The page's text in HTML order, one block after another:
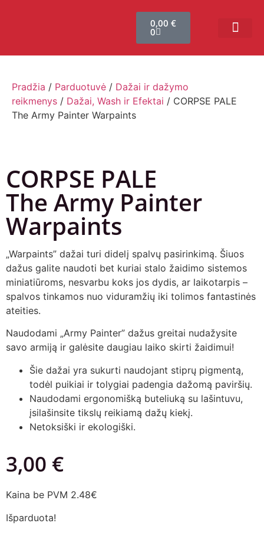
0,00€
0
Pradžia / Parduotuvė / Dažai ir dažymo
reikmenys / Dažai, Wash ir Efektai / CORPSE PALE
The Army Painter Warpaints
CORPSE PALE
The Army Painter
Warpaints
„Warpaints” dažai turi didelį spalvų pasirinkimą. Šiuos
dažus galite naudoti bet kuriai stalo žaidimo sistemos
miniatiūroms, nesvarbu koks jos dydis, ar laikotarpis –
spalvos tinkamos nuo viduramžių iki tolimos fantastinės
ateities.
Naudodami „Army Painter” dažus greitai nudažysite
savo armiją ir galėsite daugiau laiko skirti žaidimui!
Šie dažai yra sukurti naudojant stiprų pigmentą,
todėl puikiai ir tolygiai padengia dažomą paviršių.
Naudodami ergonomišką buteliuką su lašintuvu,
įsilašinsite tikslų reikiamą dažų kiekį.
Netoksiški ir ekologiški.
3,00 €
Kaina be PVM 2.48€
Išparduota!